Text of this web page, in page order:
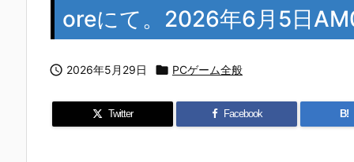
oreにて。2026年6月5日
 2026年5月29日  PCゲーム全般
Twitter Facebook B!